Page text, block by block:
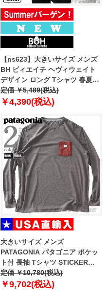
【ns623】大きいサイズ メンズ
BH ビィエイチ ヘヴィウェイト
デザイン ロング Tシャツ 春夏新
作 bh-t260101 【fre】
定価 ￥5,489(税込)
￥4,390(税込)
大きいサイズ メンズ
PATAGONIA パタゴニア ポケッ
ト付 長袖 Tシャツ STICKER
POCKET RESPONSIBILI-TEE
USA直輸入 37836
定価 ￥10,780(税込)
￥9,702(税込)